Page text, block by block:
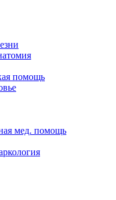
помощь
мед. помощь